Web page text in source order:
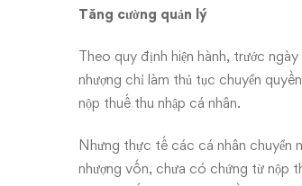
Tăng cường quản lý
Theo quy định hiện hành, trước
nhượng chỉ làm thủ tục chuyển
nộp thuế thu nhập cá nhân.
Nhưng thực tế các cá nhân chuyển
nhượng vốn, chưa có chứng từ nộp